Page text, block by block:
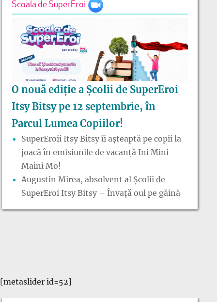
Scoala de SuperEroi
O nouă ediție a Școlii de SuperEroi
Itsy Bitsy pe 12 septembrie, în
Parcul Lumea Copiilor!
SuperEroii Itsy Bitsy îi așteaptă pe copii la
joacă în emisiunile de vacanță Ini Mini
Maini Mo!
Augustin Mirea, absolvent al Școlii de
SuperEroi Itsy Bitsy – Învață oul pe găină
[metaslider id=52]